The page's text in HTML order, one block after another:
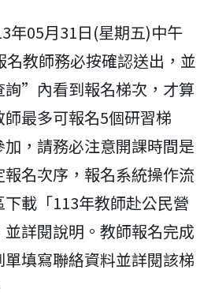
年05月31日(星期五)中午
名教師務必按確認送出，並
”內看到報名梯次，才算
最多可報名5個研習梯
，請務必注意開課時間是
名次序，報名系統操作流
載「113年教師赴公民營
詳閱說明。教師報名完成
填寫聯絡資料並詳閱該梯